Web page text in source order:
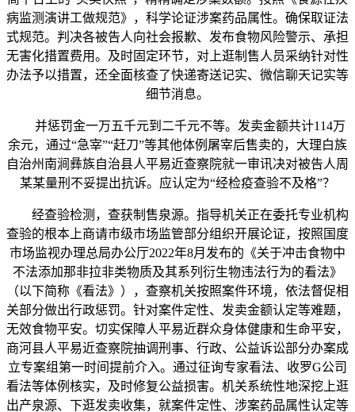
病监测演讲工做规范》，科学论证涉案药品属性。确保取证法
式规范。判决各被告人向社会报歉、发布食物风险警示、承担
无害化措置费用。及时固定环节，对上逛制售人员采纳针对性
办法予以措置，还全面核查了快递寄送记实、微信聊天记实等
细节消息。
并惩罚金一万五千元到二千元不等。发卖金额共计114万
余元，通过“急宰”“赶刀”等其他体例屠宰后售卖的，大理白族
自治州南涧彝族自治县人平易近查察院就一审讯决对被告人周
某某量刑不妥提出抗诉。应认定为“经检疫查验不及格”？
经查验检测，查获制售泉源。指导机关正在委托专业机构
查验的根本上商请市级市场监管部分组织开展论证，按照国度
市场监视办理总局办公厅2022年8月发布的《关于冲击食物中
不法添加那非拉非类物质及其系列衍生物违法行为的看法》
（以下简称《看法》），查察机关按照案件环境，依法督促相
关部分做出行政惩罚。针对案件定性、发卖金额认定等难题，
无效食物平安。切实保障人平易近群众身体健康和生命平安，
商河县人平易近查察院抽调刑事、行政、公益诉讼部分办案成
立专案组第一时间提前介入。通过征询专家看法、收罗G公司
看法等体例核实，及时修复公益损害。机关系统性地深挖上逛
出产泉源、下逛发卖收集，就案件定性、涉案药品属性认定等